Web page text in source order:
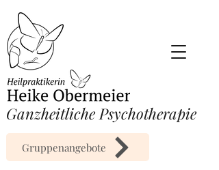
​Ganzheitliche Psychotherapie
Gruppenangebote